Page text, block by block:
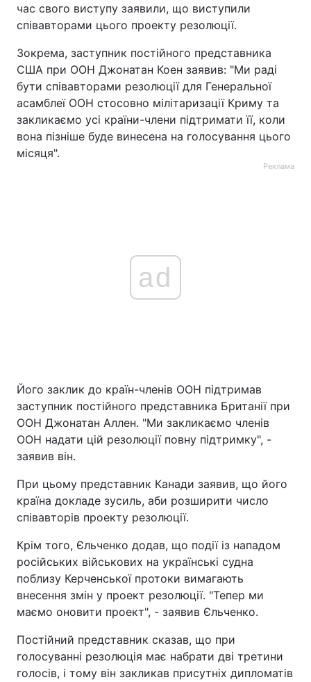
час свого виступу заявили, що виступили
співавторами цього проекту резолюції.
Зокрема, заступник постійного представника
США при ООН Джонатан Коен заявив: "Ми раді
бути співавторами резолюції для Генеральної
асамблеї ООН стосовно мілітаризації Криму та
закликаємо усі країни-члени підтримати її, коли
вона пізніше буде винесена на голосування цього
місяця".
Реклама
ad
Його заклик до країн-членів ООН підтримав
заступник постійного представника Британії при
ООН Джонатан Аллен. "Ми закликаємо членів
ООН надати цій резолюції повну підтримку", -
заявив він.
При цьому представник Канади заявив, що його
країна докладе зусиль, аби розширити число
співавторів проекту резолюції.
Крім того, Єльченко додав, що події із нападом
російських військових на українські судна
поблизу Керченської протоки вимагають
внесення змін у проект резолюції. "Тепер ми
маємо оновити проект", - заявив Єльченко.
Постійний представник сказав, що при
голосуванні резолюція має набрати дві третини
голосів, і тому він закликав присутніх дипломатів